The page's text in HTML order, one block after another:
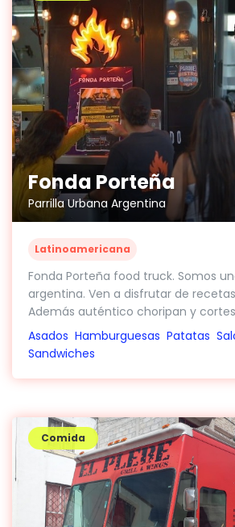
Fonda Porteña
Parrilla Urbana Argentina
Latinoamericana
Fonda Porteña food truck. Somos
argentina. Ven a disfrutar de
Además auténtico choripan y
Asados Hamburguesas Patatas
Sandwiches
Comida